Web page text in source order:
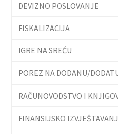
DEVIZNO POSLOVANJE
FISKALIZACIJA
IGRE NA SREĆU
POREZ NA DODANU/
RAČUNOVODSTVO I
FINANSIJSKO